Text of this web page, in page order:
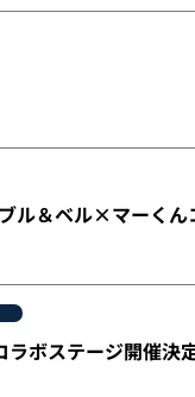
ル＆ベル×マーく
ボステージ開催決